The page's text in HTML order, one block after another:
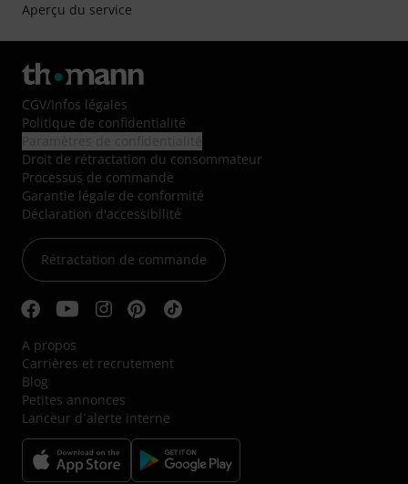
Aperçu du service
CGV/Infos légales
Politique de confidentialité
Droit de rétractation du consommateur
Processus de commande
Garantie légale de conformité
Déclaration d'accessibilité
Rétractation de commande
A propos
Carrières et recrutement
Blog
Petites annonces
Lanceur d´alerte interne